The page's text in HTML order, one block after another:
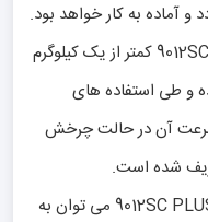
وزن پیچ گوشتی شارژی 12 ولت 9012SC PLUS کمتر از یک کیلوگرم
و طی استفاده های
آن در حالت چرخش
از دیگر ویژگی های پیچ گوشتی شارژی 9012SC PLUS می توان به